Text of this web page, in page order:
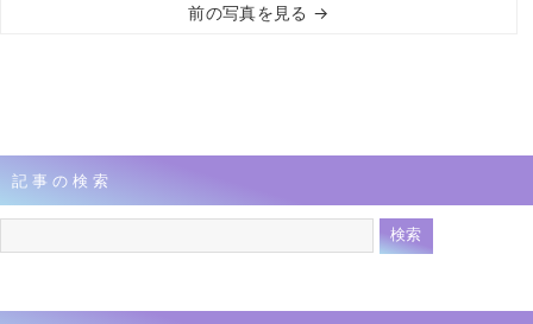
前の写真を見る →
記事の検索